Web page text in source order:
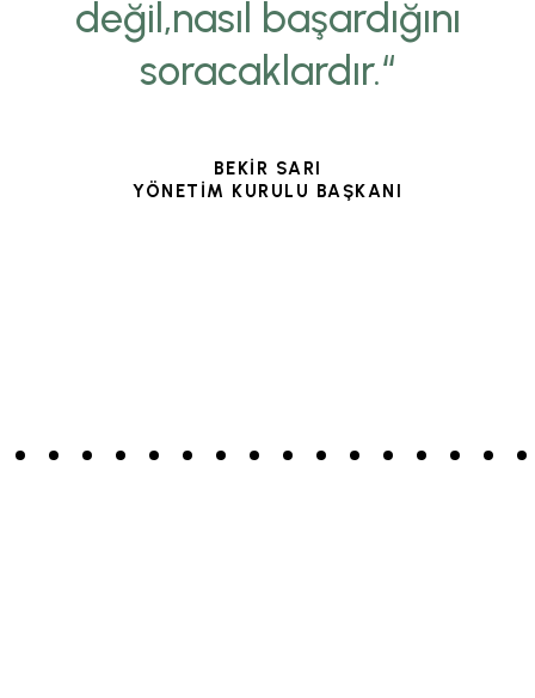
değil,nasıl başardığını
soracaklardır.“
BEKİR SARI
YÖNETİM KURULU BAŞKANI